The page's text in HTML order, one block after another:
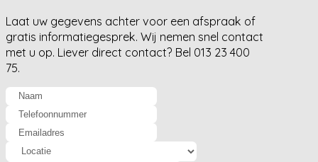
Laat uw gegevens achter voor een afspraak of
gratis informatiegesprek. Wij nemen snel contact
met u op. Liever direct contact? Bel 013 23 400
75.